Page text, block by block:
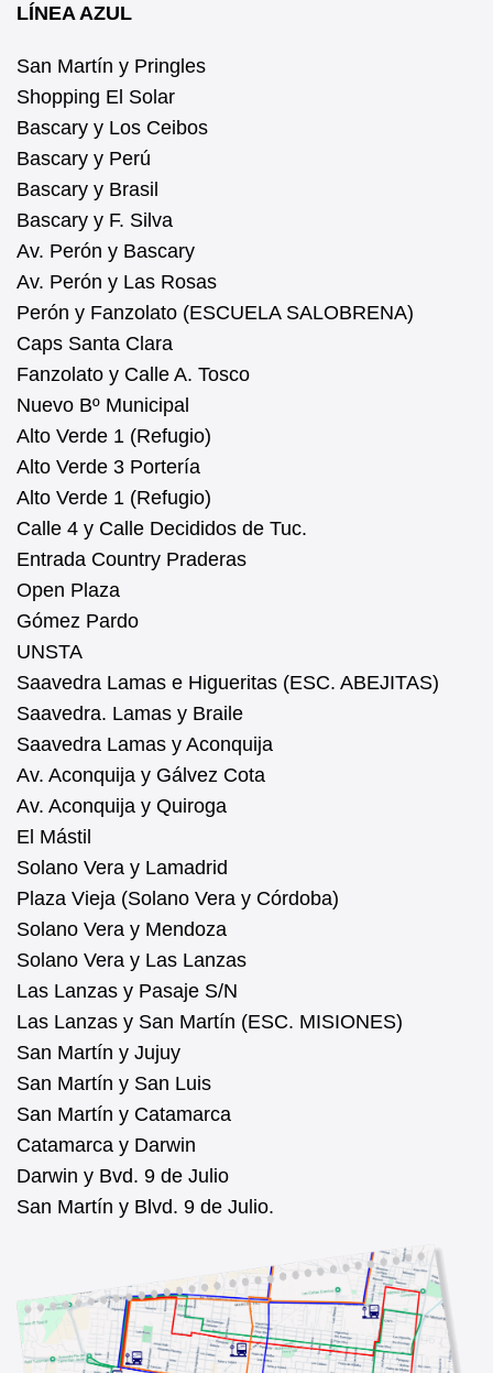
LÍNEA AZUL
San Martín y Pringles
Shopping El Solar
Bascary y Los Ceibos
Bascary y Perú
Bascary y Brasil
Bascary y F. Silva
Av. Perón y Bascary
Av. Perón y Las Rosas
Perón y Fanzolato (ESCUELA SALOBRENA)
Caps Santa Clara
Fanzolato y Calle A. Tosco
Nuevo Bº Municipal
Alto Verde 1 (Refugio)
Alto Verde 3 Portería
Alto Verde 1 (Refugio)
Calle 4 y Calle Decididos de Tuc.
Entrada Country Praderas
Open Plaza
Gómez Pardo
UNSTA
Saavedra Lamas e Higueritas (ESC. ABEJITAS)
Saavedra. Lamas y Braile
Saavedra Lamas y Aconquija
Av. Aconquija y Gálvez Cota
Av. Aconquija y Quiroga
El Mástil
Solano Vera y Lamadrid
Plaza Vieja (Solano Vera y Córdoba)
Solano Vera y Mendoza
Solano Vera y Las Lanzas
Las Lanzas y Pasaje S/N
Las Lanzas y San Martín (ESC. MISIONES)
San Martín y Jujuy
San Martín y San Luis
San Martín y Catamarca
Catamarca y Darwin
Darwin y Bvd. 9 de Julio
San Martín y Blvd. 9 de Julio.